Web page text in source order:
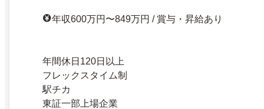
年収600万円〜849万円 / 賞与・昇給あり
年間休日120日以上
フレックスタイム制
駅チカ
東証一部上場企業